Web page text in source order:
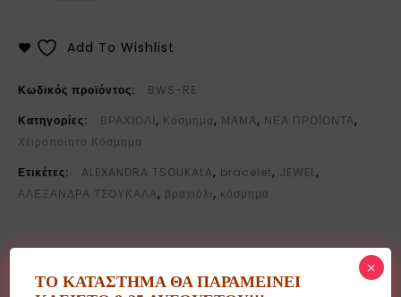
Add To Wishlist
Κωδικός προϊόντος:
BWS-RE
Κατηγορίες:
ΒΡΑΧΙΟΛΙ, Κόσμημα, ΜΑΜΑ, ΝΕΑ ΠΡΟΪΟΝΤΑ,
Χειροποίητο Κόσμημα
Ετικέτες:
ALEXANDRA TSOUKALA, bracelet, JEWEL,
ΑΛΕΞΑΝΔΡΑ ΤΣΟΥΚΑΛΑ, βραχιόλι, κόσμημα
ΤΟ ΚΑΤΑΣΤΗΜΑ ΘΑ ΠΑΡΑΜΕΙΝΕΙ
×